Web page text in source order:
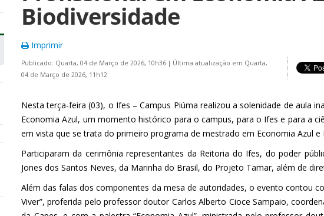
Biodiversidade
Imprimir
Publicado: Quarta, 04 de Março de 2026, 10h36 | Última atualização em Quarta,
04 de Março de 2026, 11h12
Nesta terça-feira (03), o Ifes – Campus Piúma realizou a solenidade de aula
Economia Azul, um momento histórico para o campus, para o Ifes e para a
em vista que se trata do primeiro programa de mestrado em Economia Azul e
Participaram da cerimônia representantes da Reitoria do Ifes, do poder
Jones dos Santos Neves, da Marinha do Brasil, do Projeto Tamar, além de
Além das falas dos componentes da mesa de autoridades, o evento contou
Viver”, proferida pelo professor doutor Carlos Alberto Cioce Sampaio,